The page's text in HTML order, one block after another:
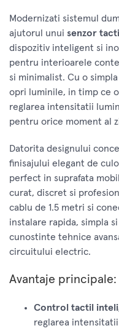
Modernizati sistemul
ajutorul unui senzor
dispozitiv inteligent si
pentru interioarele
si minimalist. Cu o
opri luminile, in timp ce
reglarea intensitatii
pentru orice moment al
Datorita designului
finisajului elegant de
perfect in suprafata
curat, discret si
cablu de 1.5 metri si
instalare rapida, simpla
cunostinte tehnice
circuitului electric.
Avantaje principale:
Control tactil
reglarea